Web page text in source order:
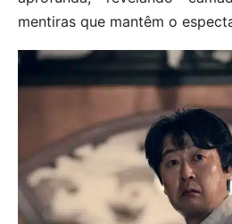
mentiras que mantêm o